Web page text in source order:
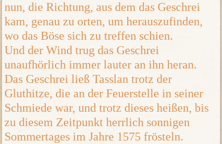
nun, die Richtung, aus dem das Geschrei
kam, genau zu orten, um herauszufinden,
wo das Böse sich zu treffen schien.
Und der Wind trug das Geschrei
unaufhörlich immer lauter an ihn heran.
Das Geschrei ließ Tasslan trotz der
Gluthitze, die an der Feuerstelle in seiner
Schmiede war, und trotz dieses heißen, bis
zu diesem Zeitpunkt herrlich sonnigen
Sommertages im Jahre 1575 frösteln.